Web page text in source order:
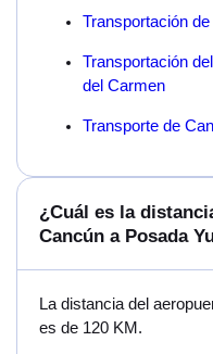
Transportación
Transportación
del Carmen
Transporte de
¿Cuál es la
Cancún a Posada
La distancia del
es de 120 KM.